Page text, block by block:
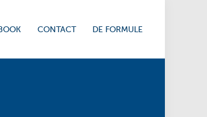
CONTACT DE FORMULE